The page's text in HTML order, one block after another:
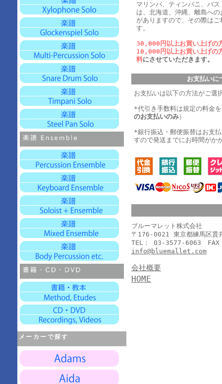
メーカーで探す
マリンバ、ティンパニ、バ
は、北海道、沖縄、離島へ
がありますので、その際は
す。
30,000円以上お買い上げの
10,000円以上お買い上げの
料にさせていただきます。
お支払いに
お支払いは以下の方法がご選
*代引き手数料は規定の料金
のお支払いのみ）
*銀行振込・郵便振替はお支
すので発送までにお時間がか
ブルーマレット株式会社
〒176-0021 東京都練馬区貫
TEL： 03-3577-6063
info@bluemallet.com
会社概要
HOME